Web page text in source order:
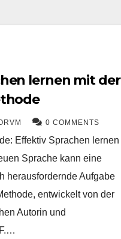
lernen mit der
0 COMMENTS
Effektiv Sprachen lernen
Sprache kann eine
herausfordernde Aufgabe
entwickelt von der
Autorin und